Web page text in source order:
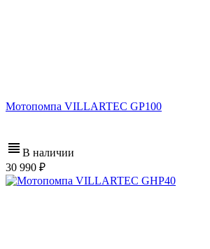
Мотопомпа VILLARTEC GP100
В наличии
30 990